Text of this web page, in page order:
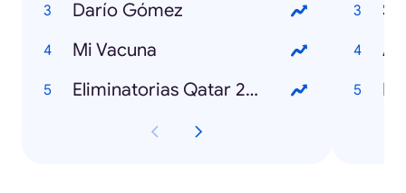
Darío Gómez
Mi Vacuna
Eliminatorias Qatar 2022